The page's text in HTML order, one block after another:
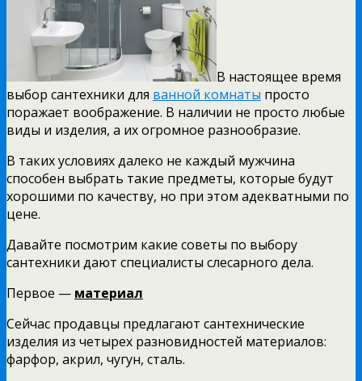
В настоящее время
выбор сантехники для ванной комнаты просто
поражает воображение. В наличии не просто любые
виды и изделия, а их огромное разнообразие.
В таких условиях далеко не каждый мужчина
способен выбрать такие предметы, которые будут
хорошими по качеству, но при этом адекватными по
цене.
Давайте посмотрим какие советы по выбору
сантехники дают специалисты слесарного дела.
Первое — материал
Сейчас продавцы предлагают сантехнические
изделия из четырех разновидностей материалов:
фарфор, акрил, чугун, сталь.